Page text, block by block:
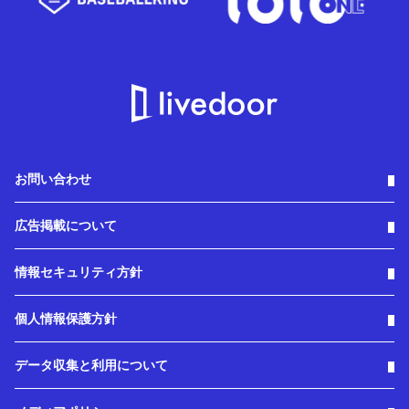
お問い合わせ
広告掲載について
情報セキュリティ方針
個人情報保護方針
データ収集と利用について